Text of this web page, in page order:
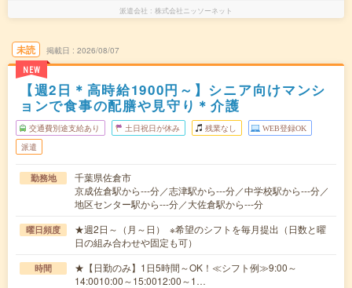
派遣会社 株式会社ニッソーネット
未読
NEW
掲載日 2026/08/07
【週2日＊高時給1900円～】シニア向けマンシ
ョンで食事の配膳や見守り＊介護
交通費別途支給あり 土日祝日が休み 残業なし WEB登録OK
派遣
勤務地
千葉県佐倉市
京成佐倉駅から---分／志津駅から---分／中学校駅から---分／
地区センター駅から---分／大佐倉駅から---分
曜日頻度
★週2日～（月～日） ※希望のシフトを毎月提出（日数と曜
日の組み合わせや固定も可）
時間
★【日勤のみ】1日5時間～OK！≪シフト例≫9:00～
14:0010:00～15:0012:00～1…